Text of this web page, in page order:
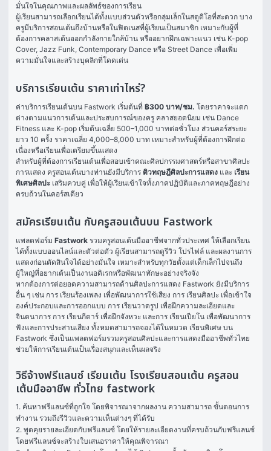
มั่นใจในคุณภาพและผลลัพธ์ของการเรียน
ผู้เรียนสามารถเลือกเรียนได้ทั้งแบบส่วนตัวหรือกลุ่มเล็กในสตูดิโอที่สะดวก บาง
ครูมีบริการสอนเต้นถึงบ้านหรือในฟิตเนสที่ผู้เรียนเป็นสมาชิก เหมาะกับผู้ที่
ต้องการคลาสเต้นออกกำลังกายใกล้บ้าน หรืออยากฝึกเฉพาะแนว เช่น K-pop
Cover, Jazz Funk, Contemporary Dance หรือ Street Dance เพื่อเพิ่ม
ความมั่นใจและสร้างบุคลิกที่โดดเด่น
บริการเรียนเต้น ราคาเท่าไหร่?
ค่าบริการเรียนเต้นบน Fastwork เริ่มต้นที่ ฿300 บาท/ชม. โดยราคาจะแตก
ต่างตามแนวการเต้นและประสบการณ์ของครู คลาสยอดนิยม เช่น Dance
Fitness และ K-pop เริ่มต้นเฉลี่ย 500–1,000 บาทต่อชั่วโมง ส่วนคอร์สระยะ
ยาว 10 ครั้ง ราคาเฉลี่ย 4,000–8,000 บาท เหมาะสำหรับผู้ที่ต้องการฝึกต่อ
เนื่องหรือเรียนเพื่อเตรียมขึ้นแสดง
สำหรับผู้ที่ต้องการเรียนเต้นเพื่อสอบเข้าคณะศิลปกรรมศาสตร์หรือสาขาศิลปะ
การแสดง ครูสอนเต้นบางท่านยังมีบริการ ติวทฤษฎีศิลปะการแสดง และ เรียน
พิเศษศิลปะ เสริมควบคู่ เพื่อให้ผู้เรียนเข้าใจทั้งภาคปฏิบัติและภาคทฤษฎีอย่าง
ครบถ้วนในคอร์สเดียว
สมัครเรียนเต้น กับครูสอนเต้นบน Fastwork
แพลตฟอร์ม Fastwork รวมครูสอนเต้นมืออาชีพจากทั่วประเทศ ให้เลือกเรียน
ได้ทั้งแบบออนไลน์และตัวต่อตัว ผู้เรียนสามารถดูรีวิว โปรไฟล์ และผลงานการ
แสดงก่อนตัดสินใจได้อย่างมั่นใจ เหมาะสำหรับทุกวัยตั้งแต่เด็กเล็กไปจนถึง
ผู้ใหญ่ที่อยากเต้นเป็นงานอดิเรกหรือพัฒนาทักษะอย่างจริงจัง
หากต้องการต่อยอดความสามารถด้านศิลปะการแสดง Fastwork ยังมีบริการ
อื่น ๆ เช่น การ เรียนร้องเพลง เพื่อพัฒนาการใช้เสียง การ เรียนศิลปะ เพื่อเข้าใจ
องค์ประกอบและการออกแบบ การ เรียนวาดรูป เพื่อฝึกความละเอียดและ
จินตนาการ การ เรียนกีตาร์ เพื่อฝึกจังหวะ และการ เรียนเปียโน เพื่อพัฒนาการ
ฟังและการประสานเสียง ทั้งหมดสามารถจองได้ในหมวด เรียนพิเศษ บน
Fastwork ซึ่งเป็นแพลตฟอร์มรวมครูสอนศิลปะและการแสดงมืออาชีพทั่วไทย
ช่วยให้การเรียนเต้นเป็นเรื่องสนุกและเห็นผลจริง
วิธีจ้างฟรีแลนซ์ เรียนเต้น โรงเรียนสอนเต้น ครูสอน
เต้นมืออาชีพ ทั่วไทย fastwork
1. ค้นหาฟรีแลนซ์ที่ถูกใจ โดยพิจารณาจากผลงาน ความสามารถ ขั้นตอนการ
ทำงาน รวมถึงรีวิวและความเห็นต่างๆ ที่ได้รับ
2. พูดคุยรายละเอียดกับฟรีแลนซ์ โดยให้รายละเอียดงานที่ครบถ้วนกับฟรีแลนซ์
โดยฟรีแลนซ์จะสร้างใบเสนอราคาให้คุณพิจารณา